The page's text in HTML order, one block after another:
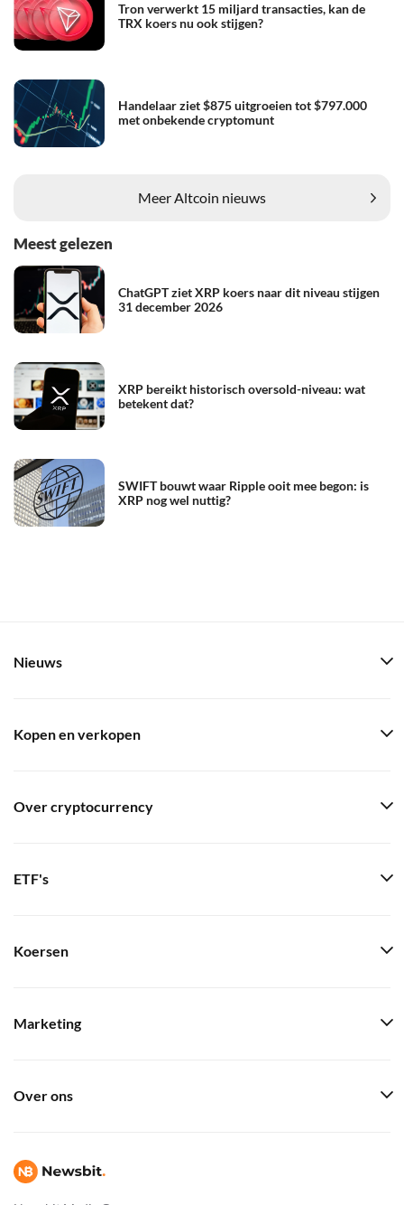
Tron verwerkt 15 miljard transacties, kan de
TRX koers nu ook stijgen?
Handelaar ziet $875 uitgroeien tot $797.000
met onbekende cryptomunt
Meer Altcoin nieuws
Meest gelezen
ChatGPT ziet XRP koers naar dit niveau stijgen
31 december 2026
XRP bereikt historisch oversold-niveau: wat
betekent dat?
SWIFT bouwt waar Ripple ooit mee begon: is
XRP nog wel nuttig?
Nieuws
Kopen en verkopen
Over cryptocurrency
ETF's
Koersen
Marketing
Over ons